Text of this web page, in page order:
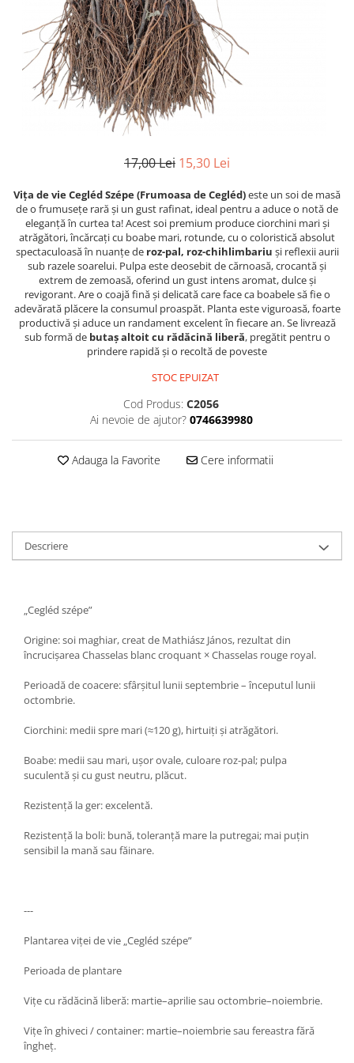
17,00 Lei 15,30 Lei
Vița de vie Cegléd Szépe (Frumoasa de Cegléd)este un soi de masă
de o frumusețe rară și un gust rafinat, ideal pentru a aduce o notă de
eleganță în curtea ta! Acest soi premium produce ciorchini mari și
atrăgători, încărcați cu boabe mari, rotunde, cu o coloristică absolut
spectaculoasă în nuanțe de roz-pal, roz-chihlimbariu și reflexii aurii
sub razele soarelui. Pulpa este deosebit de cărnoasă, crocantă și
extrem de zemoasă, oferind un gust intens aromat, dulce și
revigorant. Are o coajă fină și delicată care face ca boabele să fie o
adevărată plăcere la consumul proaspăt. Planta este viguroasă, foarte
productivă și aduce un randament excelent în fiecare an. Se livrează
sub formă de butaș altoit cu rădăcină liberă, pregătit pentru o
prindere rapidă și o recoltă de poveste
STOC EPUIZAT
Cod Produs: C2056
Ai nevoie de ajutor? 0746639980
Adauga la Favorite Cere informatii
Descriere
„Cegléd szépe”
Origine: soi maghiar, creat de Mathiász János, rezultat din
încrucișarea Chasselas blanc croquant × Chasselas rouge royal.
Perioadă de coacere: sfârșitul lunii septembrie – începutul lunii
octombrie.
Ciorchini: medii spre mari (≈120 g), hirtuiți și atrăgători.
Boabe: medii sau mari, ușor ovale, culoare roz-pal; pulpa
suculentă și cu gust neutru, plăcut.
Rezistență la ger: excelentă.
Rezistență la boli: bună, toleranță mare la putregai; mai puțin
sensibil la mană sau făinare.
---
Plantarea viței de vie „Cegléd szépe”
Perioada de plantare
Vițe cu rădăcină liberă: martie–aprilie sau octombrie–noiembrie.
Vițe în ghiveci / container: martie–noiembrie sau fereastra fără
îngheț.